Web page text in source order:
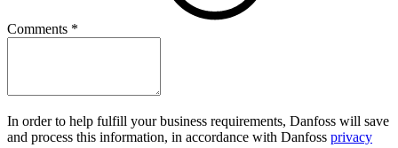
Comments *
In order to help fulfill your business requirements, Danfoss will save
and process this information, in accordance with Danfoss privacy